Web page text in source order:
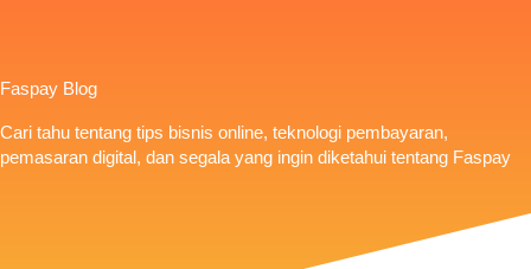
Faspay Blog
Cari tahu tentang tips bisnis online, teknologi pembayaran,
pemasaran digital, dan segala yang ingin diketahui tentang Faspay